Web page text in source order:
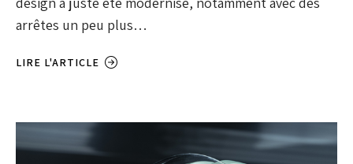
arrêtes un peu plus…
LIRE L'ARTICLE